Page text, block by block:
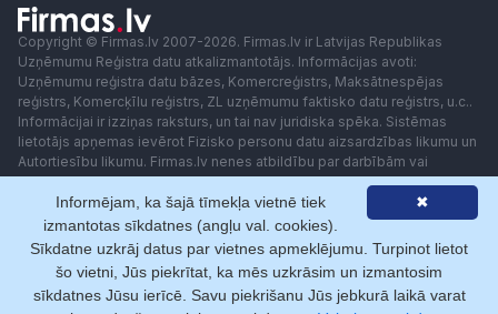
Copyright © Firmas.lv 2007-2026. Firmas.lv ir Latvijas Republikas
Uzņēmumu Reģistra datu atkalizmantotājs. Informācijas avoti:
Uzņēmumu reģistra datu bāzes, Komercreģistrs, Maksātnespējas
reģistrs, Komercķīlu reģistrs, ZL uzņēmumu faktisko datu reģistrs, u.c..
Informācijai ir izziņas raksturs, un tai nav juridiska spēka. Sistēmas
lietotājs apņemas ievērot Fizisko personu datu aizsardzības likumu un
Autortiesību likumu. Firmas.lv nenes atbildību par darbībām vai
lēmumiem, kas balstīti uz saņemto pakalpojumu. Lietotājam aizliegts
izmantot jebkādas automatizētas sistēmas vai iekārtas (robotus)
piekļuvei sistēmai bez rakstiskas saskaņošanas ar Firmas.lv. Galvenā
redaktore: Ingūna Pempere.
Lietošanas noteikumi
Privātuma politika Norēķini ar
✖
Informējam, ka šajā tīmekļa vietnē tiek
izmantotas sīkdatnes (angļu val. cookies).
Sīkdatne uzkrāj datus par vietnes apmeklējumu. Turpinot lietot
šo vietni, Jūs piekrītat, ka mēs uzkrāsim un izmantosim
sīkdatnes Jūsu ierīcē. Savu piekrišanu Jūs jebkurā laikā varat